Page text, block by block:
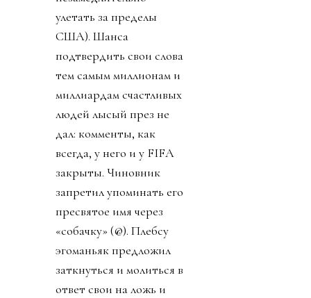
улетать за пределы
США). Шанса
подтвердить свои слова
тем самым миллионам и
миллиардам счастливых
людей лысый през не
дал: комменты, как
всегда, у него и у FIFA
закрыты. Чиновник
запретил упоминать его
пресвятое имя через
«собачку» (@). Плебсу
эгоманьяк предложил
заткнуться и молиться в
ответ свои на ложь и